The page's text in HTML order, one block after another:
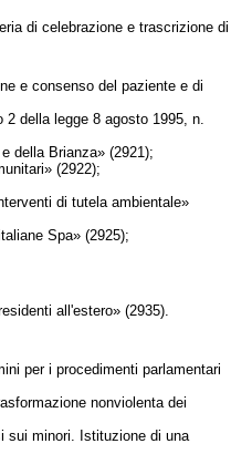
di celebrazione e trascrizione di
e consenso del paziente e di
della legge 8 agosto 1995, n.
della Brianza» (2921);
(2922);
di tutela ambientale»
Spa» (2925);
all'estero» (2935).
per i procedimenti parlamentari
nonviolenta dei
sui minori. Istituzione di una